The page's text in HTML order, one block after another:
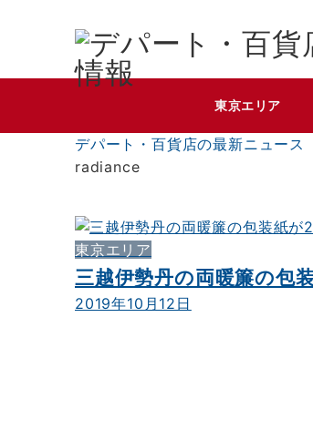
東京エリア
デパート・百貨店の最新ニュース
radiance
東京エリア
三越伊勢丹の両暖簾の包
2019年10月12日